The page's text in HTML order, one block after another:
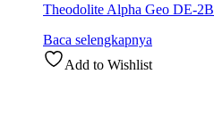
Theodolite Alpha Geo DE-2B
Baca selengkapnya
Add to Wishlist